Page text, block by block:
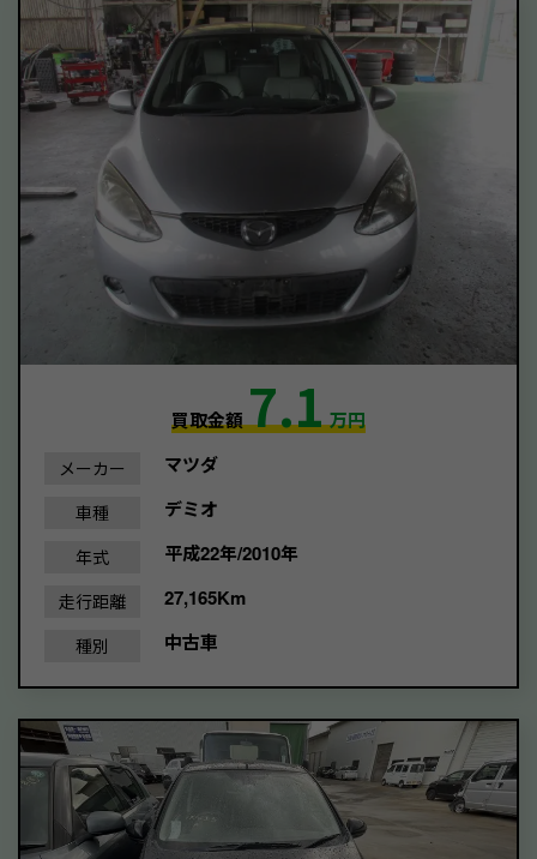
買取金額7.1万円
メーカー マツダ
車種 デミオ
年式 平成22年/2010年
走行距離 27,165Km
種別 中古車